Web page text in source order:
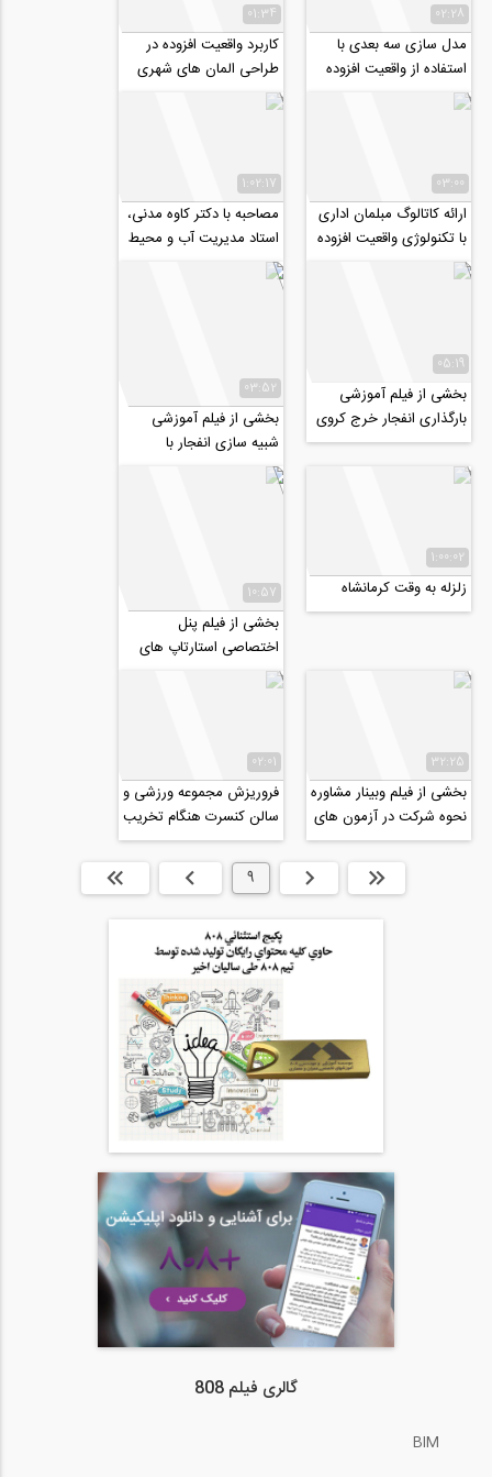
02:28
مدل سازی سه بعدی با
استفاده از واقعیت افزوده
01:34
کاربرد واقعیت افزوده در
طراحی المان های شهری
03:00
ارائه کاتالوگ مبلمان اداری
با تکنولوژی واقعیت افزوده
(AR)
1:02:17
مصاحبه با دکتر کاوه مدنی،
استاد مدیریت آب و محیط
زیست امپریال کالج لندن
05:19
بخشی از فیلم آموزشی
بارگذاری انفجار خرج کروی
در سطح زمین و تاثیرش بر
روی تونل...
03:52
بخشی از فیلم آموزشی
شبیه سازی انفجار با
و سطح زمین (...
1:00:02
زلزله به وقت کرمانشاه 10:57
بخشی از فیلم پنل
اختصاصی استارتاپ های
فعال در صنعت ساخت و
ساز برگزار شده در...
32:25
بخشی از فیلم وبينار مشاوره
نحوه شركت در آزمون های
بين المللی FE/PE
02:01
فروریزش مجموعه ورزشی و
سالن کنسرت هنگام تخریب
در سن پترزبورگ
ابتدا
قبلی 9 بعدی انتها »
گالری فیلم 808
BIM